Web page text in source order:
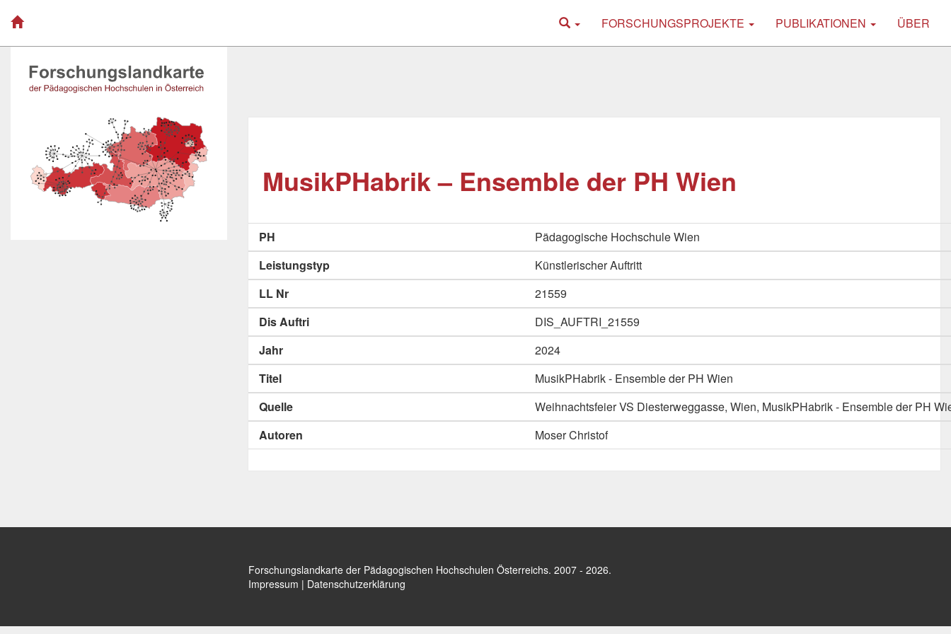
FORSCHUNGSPROJEKTE PUBLIKATIONEN ÜBER
MusikPHabrik – Ensemble der PH Wien
PH
Pädagogische Hochschule Wien
Leistungstyp
Künstlerischer Auftritt
LL Nr
21559
Dis Auftri
DIS_AUFTRI_21559
Jahr
2024
Titel
MusikPHabrik - Ensemble der PH Wien
Quelle
Weihnachtsfeier VS Diesterweggasse, Wien, MusikPHabrik - Ensemble der PH
Autoren
Moser Christof
Forschungslandkarte der Pädagogischen Hochschulen Österreichs. 2007 - 2026.
Impressum | Datenschutzerklärung